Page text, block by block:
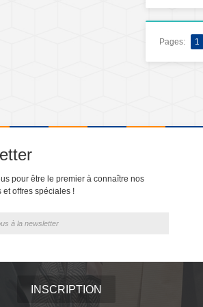
Pages: 1
pour être le premier à connaître nos
et offres spéciales !
INSCRIPTION